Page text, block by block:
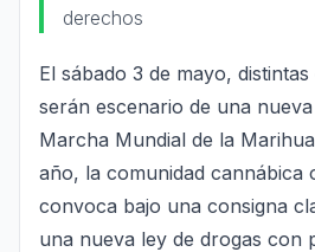
derechos
El sábado 3 de mayo,
serán escenario de una
Marcha Mundial de la
año, la comunidad cannábica
convoca bajo una consigna
una nueva ley de drogas con